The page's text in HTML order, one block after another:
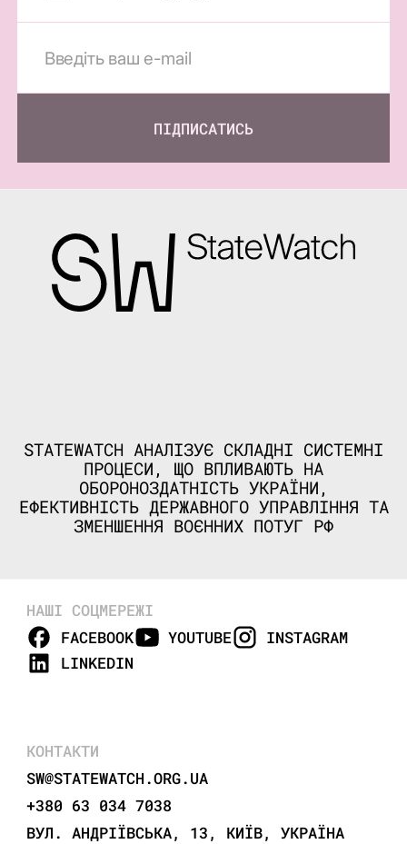
ПІДПИСАТИСЬ
STATEWATCH АНАЛІЗУЄ СКЛАДНІ СИСТЕМНІ
ПРОЦЕСИ, ЩО ВПЛИВАЮТЬ НА
ОБОРОНОЗДАТНІСТЬ УКРАЇНИ,
ЕФЕКТИВНІСТЬ ДЕРЖАВНОГО УПРАВЛІННЯ ТА
ЗМЕНШЕННЯ ВОЄННИХ ПОТУГ РФ
НАШІ СОЦМЕРЕЖІ
FACEBOOK
YOUTUBE
INSTAGRAM
LINKEDIN
КОНТАКТИ
SW@STATEWATCH.ORG.UA
+380 63 034 7038
ВУЛ. АНДРІЇВСЬКА, 13, КИЇВ, УКРАЇНА